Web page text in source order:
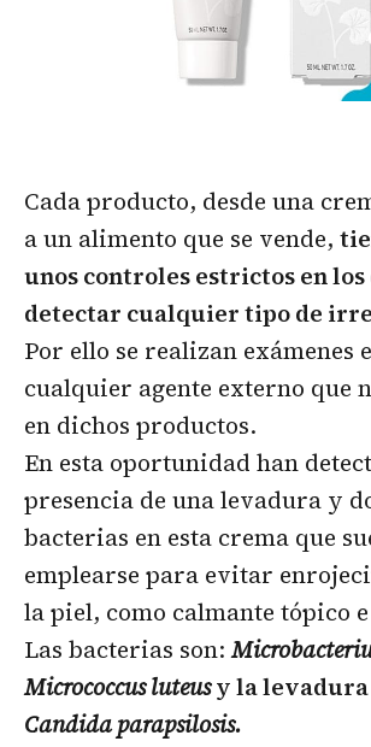
Cada producto, desde una
a un alimento que se vende,
unos controles estrictos en los
detectar cualquier tipo de
Por ello se realizan exámenes
cualquier agente externo que
en dichos productos.
En esta oportunidad han
presencia de una levadura y
bacterias en esta crema que
emplearse para evitar
la piel, como calmante tópico
Las bacterias son:
Micrococcus luteusy la levadura
Candida parapsilosis.